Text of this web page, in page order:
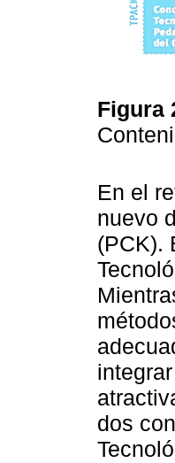
Figura
En el
nuevo
(PCK).
dos